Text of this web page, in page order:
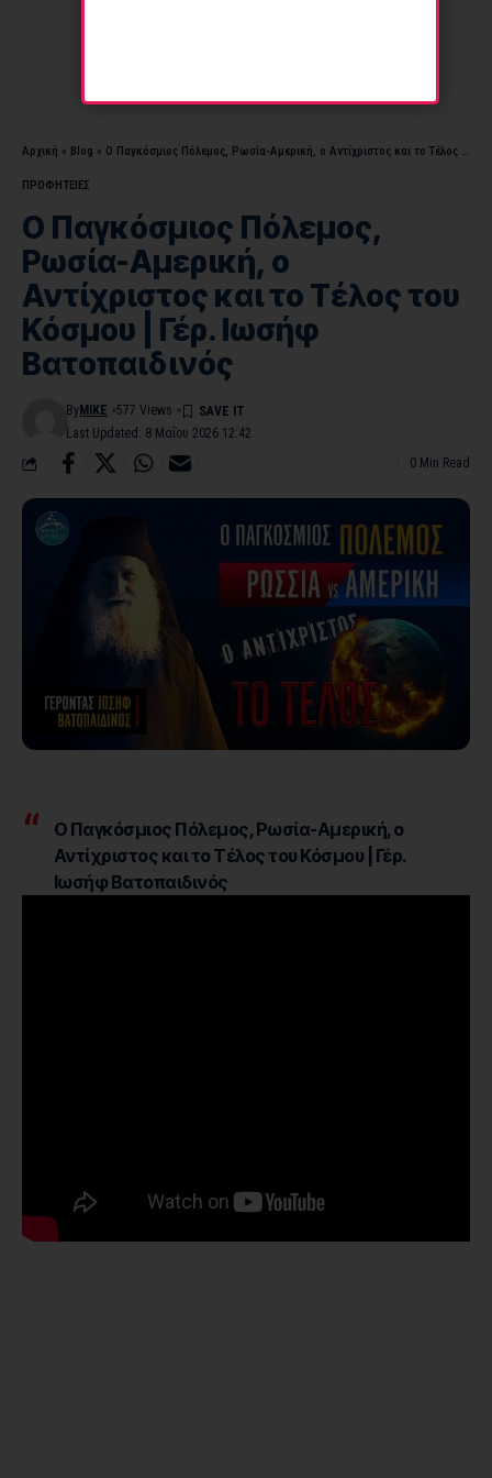
Αρχική » Blog » Ο Παγκόσμιος Πόλεμος, Ρωσία-Αμερική, ο Αντίχριστος και το Τέλος του Κόσμου | Γέρ. Ιωσήφ Βατοπαιδινός
ΠΡΟΦΗΤΕΙΕΣ
Ο Παγκόσμιος Πόλεμος,
Ρωσία-Αμερική, ο
Αντίχριστος και το Τέλος του
Κόσμου | Γέρ. Ιωσήφ
Βατοπαιδινός
Last Updated: 8 Μαΐου 2026 12:42
By MIKE 577 Views
0 Min Read
Ο Παγκόσμιος Πόλεμος, Ρωσία-Αμερική, ο
Αντίχριστος και το Τέλος του Κόσμου | Γέρ.
Ιωσήφ Βατοπαιδινός